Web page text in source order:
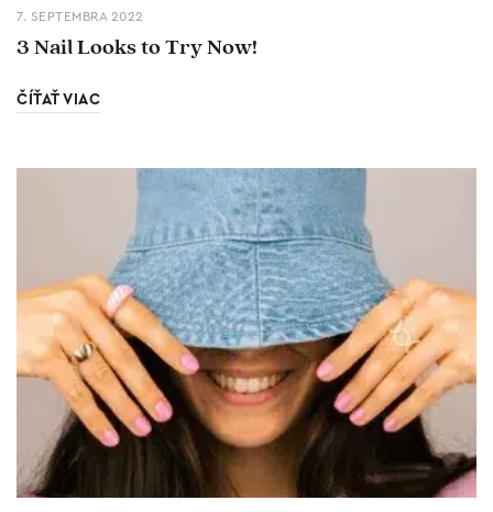
7. SEPTEMBRA 2022
3 Nail Looks to Try Now!
ČÍŤAŤ VIAC